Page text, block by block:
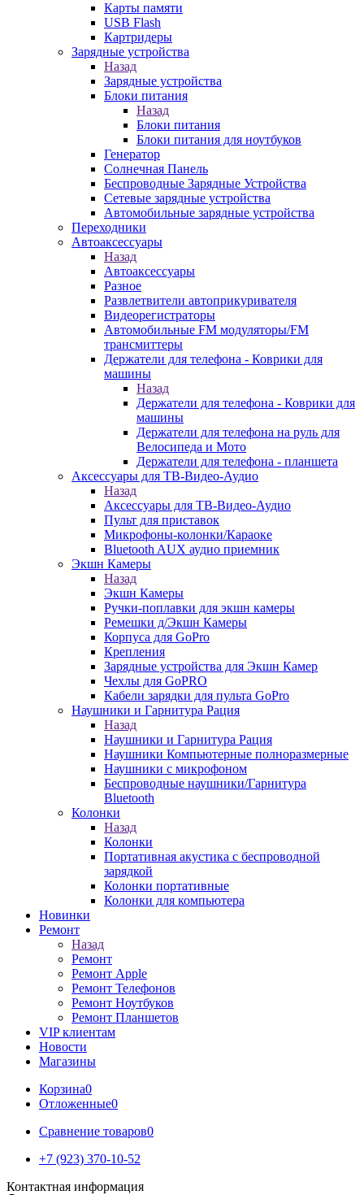
Карты памяти
USB Flash
Картридеры
Зарядные устройства
Назад
Зарядные устройства
Блоки питания
Назад
Блоки питания
Блоки питания для ноутбуков
Генератор
Солнечная Панель
Беспроводные Зарядные Устройства
Сетевые зарядные устройства
Автомобильные зарядные устройства
Переходники
Автоаксессуары
Назад
Автоаксессуары
Разное
Развлетвители автоприкуривателя
Видеорегистраторы
Автомобильные FM модуляторы/FM
трансмиттеры
Держатели для телефона - Коврики для
машины
Назад
Держатели для телефона - Коврики для
машины
Держатели для телефона на руль для
Велосипеда и Мото
Держатели для телефона - планшета
Аксессуары для ТВ-Видео-Аудио
Назад
Аксессуары для ТВ-Видео-Аудио
Пульт для приставок
Микрофоны-колонки/Караоке
Bluetooth AUX аудио приемник
Экшн Камеры
Назад
Экшн Камеры
Ручки-поплавки для экшн камеры
Ремешки д/Экшн Камеры
Корпуса для GoPro
Крепления
Зарядные устройства для Экшн Камер
Чехлы для GoPRO
Кабели зарядки для пульта GoPro
Наушники и Гарнитура Рация
Назад
Наушники и Гарнитура Рация
Наушники Компьютерные полноразмерные
Наушники с микрофоном
Беспроводные наушники/Гарнитура
Bluetooth
Колонки
Назад
Колонки
Портативная акустика с беспроводной
зарядкой
Колонки портативные
Колонки для компьютера
Новинки
Ремонт
Назад
Ремонт
Ремонт Apple
Ремонт Телефонов
Ремонт Ноутбуков
Ремонт Планшетов
VIP клиентам
Новости
Магазины
Корзина0
Отложенные0
Сравнение товаров0
+7 (923) 370-10-52
Контактная информация